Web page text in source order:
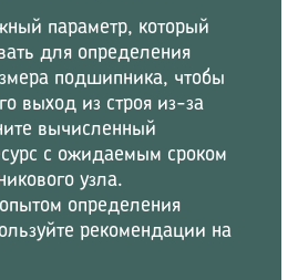
параметр, который
для определения
подшипника, чтобы
выход из строя из-за
вычисленный
с ожидаемым сроком
узла.
определения
рекомендации на